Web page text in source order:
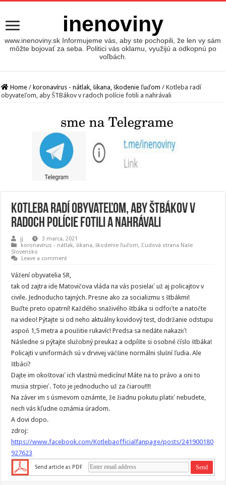
inenoviny
www.inenoviny.sk Informujeme vás, aby ste pochopili, že len vy sám
môžte bojovať za seba. Politici vás oklamu, využijú a odkopnú po
voľbách.
Home / koronavírus - nátlak, šikana, škodenie ľuďom / Kotleba radí
obyvateľom, aby ŠTBákov v radoch polície fotili a nahrávali
Kotleba radí obyvateľom, aby ŠTBákov v
radoch polície fotili a nahrávali
jj
3 marca, 2021
koronavírus - nátlak, šikana, škodenie ľuďom,Ľudová strana Naše
Slovensko
Leave a comment
Vážení obyvatelia SR,
tak od zajtra ide Matovičova vláda na vás posielať už aj policajtov v
civile. Jednoducho tajných. Presne ako za socializmu s štbákmi!
Buďte preto opatrní! Každého snaživého štbáka si odfoťte a natočte
na video! Pýtajte si od neho aktuálny kovidový test, dodržanie odstupu
aspoň 1,5 metra a použitie rukavíc! Predsa sa nedáte nakaziť!
Následne si pýtajte služobný preukaz a odpíšte si osobné číslo štbáka!
Policajti v uniformách sú v drvivej väčšine normálni slušní ľudia. Ale
štbáci?
Dajte im okoštovať ich vlastnú medicínu! Máte na to právo a oni to
musia strpieť. Toto je jednoducho už za čiarou!!!!
Na záver im s úsmevom oznámte, že žiadnu pokutu platiť nebudete,
nech vás kľudne oznámia úradom.
A dovi dopo.
zdroj:
https://www.facebook.com/Kotlebaofficialfanpage/posts/241900180
927623
Send article as PDF